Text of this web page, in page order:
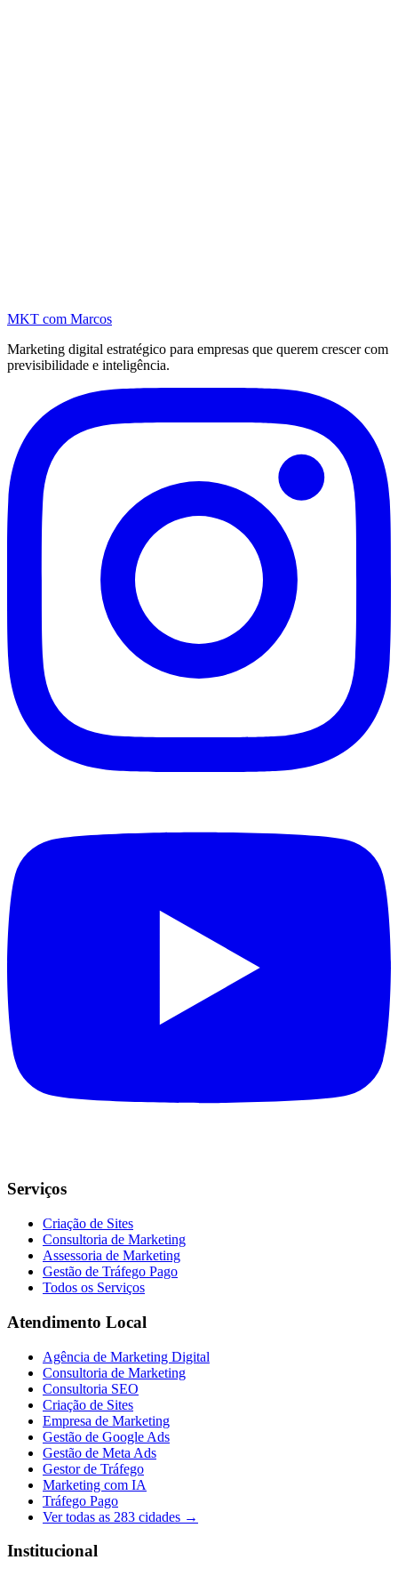
MKT com Marcos
Marketing digital estratégico para empresas que querem crescer com
previsibilidade e inteligência.
Serviços
Criação de Sites
Consultoria de Marketing
Assessoria de Marketing
Gestão de Tráfego Pago
Todos os Serviços
Atendimento Local
Agência de Marketing Digital
Consultoria de Marketing
Consultoria SEO
Criação de Sites
Empresa de Marketing
Gestão de Google Ads
Gestão de Meta Ads
Gestor de Tráfego
Marketing com IA
Tráfego Pago
Ver todas as 283 cidades →
Institucional